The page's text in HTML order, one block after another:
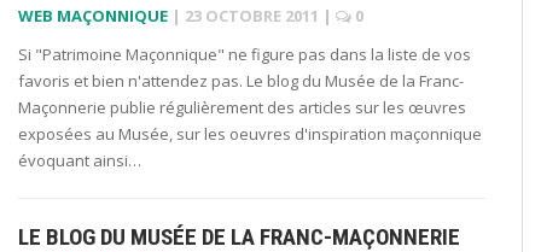
WEB MAÇONNIQUE | 23 OCTOBRE 2011 |
0
Si "Patrimoine Maçonnique" ne figure pas dans la liste de vos
favoris et bien n'attendez pas. Le blog du Musée de la Franc-
Maçonnerie publie régulièrement des articles sur les œuvres
exposées au Musée, sur les oeuvres d'inspiration maçonnique
évoquant ainsi…
LE BLOG DU MUSÉE DE LA FRANC-MAÇONNERIE